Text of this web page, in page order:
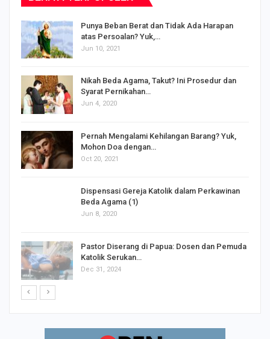
atas Persoalan? Yuk,…
Jun 10, 2021
Syarat Pernikahan…
Jun 4, 2020
Mohon Doa dengan…
Oct 20, 2021
Beda Agama (1)
Jun 8, 2020
Katolik Serukan…
Dec 31, 2024